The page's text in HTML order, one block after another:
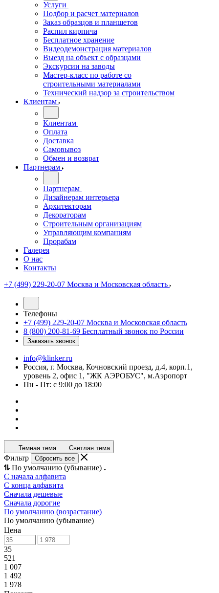
Услуги
Подбор и расчет материалов
Заказ образцов и планшетов
Распил кирпича
Бесплатное хранение
Видеодемонстрация материалов
Выезд на объект с образцами
Экскурсии на заводы
Мастер-класс по работе со
строительными материалами
Технический надзор за строительством
Клиентам
Клиентам
Оплата
Доставка
Самовывоз
Обмен и возврат
Партнерам
Партнерам
Дизайнерам интерьера
Архитекторам
Декораторам
Строительным организациям
Управляющим компаниям
Прорабам
Галерея
О нас
Контакты
+7 (499) 229-20-07 Москва и Московская область
Телефоны
+7 (499) 229-20-07 Москва и Московская область
8 (800) 200-81-69 Бесплатный звонок по России
Заказать звонок
info@klinker.ru
Россия, г. Москва, Кочновский проезд, д.4, корп.1,
уровень 2, офис 1, "ЖК АЭРОБУС", м.Аэропорт
Пн - Пт: с 9:00 до 18:00
Темная тема Светлая тема
Фильтр Сбросить все
По умолчанию (убывание)
С начала алфавита
С конца алфавита
Сначала дешевые
Сначала дорогие
По умолчанию (возрастание)
По умолчанию (убывание)
Цена
35
521
1 007
1 492
1 978